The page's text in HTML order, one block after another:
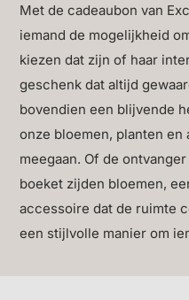
Met de cadeaubon van
iemand de mogelijkheid
kiezen dat zijn of haar
geschenk dat altijd
bovendien een blijvende
onze bloemen, planten
meegaan. Of de
boeket zijden bloemen,
accessoire dat de ruimte
een stijlvolle manier om